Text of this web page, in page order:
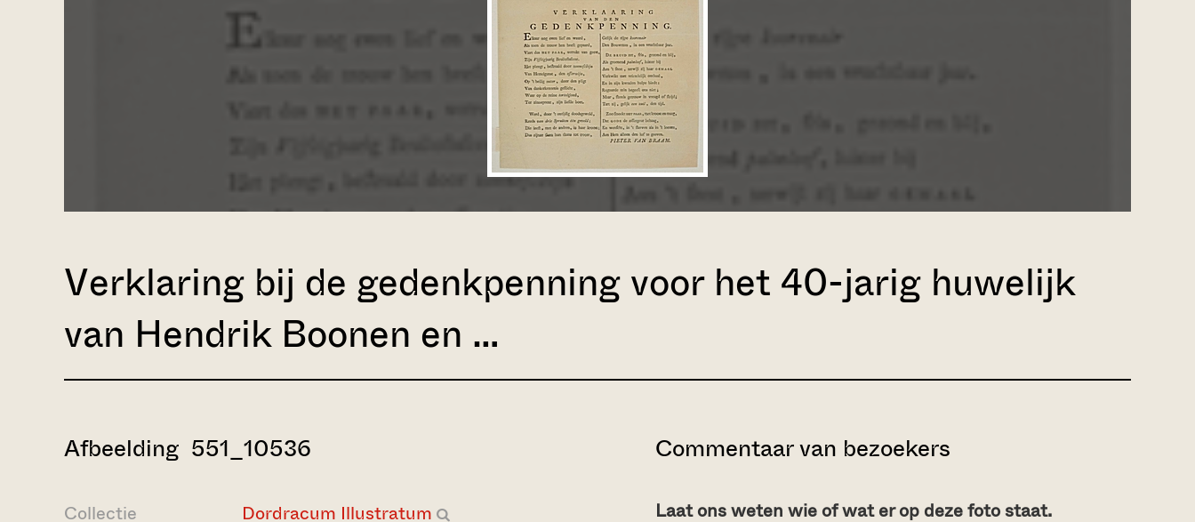
Verklaring bij de gedenkpenning voor het 40-jarig huwelijk
van Hendrik Boonen en …
Afbeelding 551_10536
Collectie
Dordracum Illustratum
Commentaar van bezoekers
Laat ons weten wie of wat er op deze foto staat.